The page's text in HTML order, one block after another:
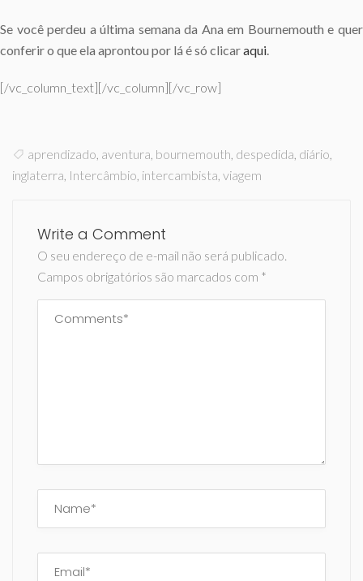
Se você perdeu a última semana da Ana em Bournemouth e quer
conferir o que ela aprontou por lá é só clicaraqui
[/vc_column_text][/vc_column][/vc_row]
aprendizado aventura bournemouth despedida diário
inglaterra Intercâmbio intercambista viagem
Write a Comment
O seu endereço de e-mail não será publicado.
Campos obrigatórios são marcados com *